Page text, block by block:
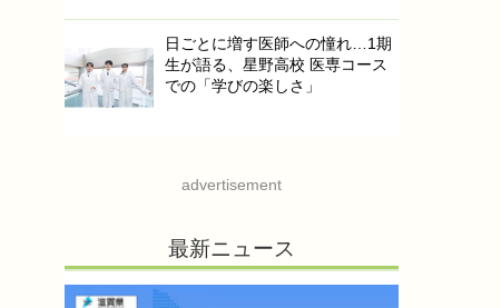
日ごとに増す医師への憧れ…1期
生が語る、星野高校 医専コース
での「学びの楽しさ」
advertisement
最新ニュース